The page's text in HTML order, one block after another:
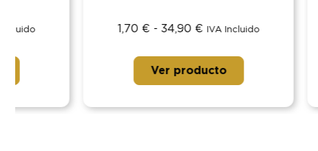
34,90€ IVA Incluido
Ver producto